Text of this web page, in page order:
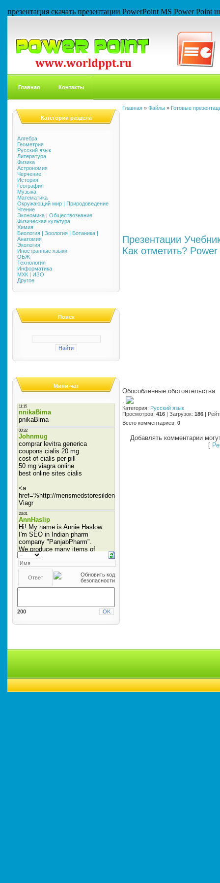
презентация скачать презентации PowerPoint MS Power
Главная Контакты
Категории раздела
Алгебра
Геометрия
Русский язык
Литература
Физика
Астрономия
Черчение
История
География
Музыка
Математика
Окружающий мир | Природоведение
Чтение
Экономика | Обществознание
Физическая культура
Химия
Биология | Зоология | Ботаника |
Анатомия
Экология
Иностранные языки
ОБЖ
Технология
Информатика
МХК | ИЗО
Другое
Поиск
Мини-чат
200
Главная » Файлы » Готовые
Презентации
Как отметить?
Обособленные обстоятельства
·
Категория: Русский язык
Просмотров: 416 | Загрузок: 186 |
Всего комментариев: 0
Добавлять комментарии
[